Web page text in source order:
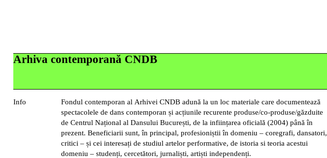
Arhiva contemporană CNDB
Info
Fondul contemporan al Arhivei CNDB adună la un loc materiale care documentează
spectacolele de dans contemporan și acțiunile recurente produse/co-produse/găzduite
de Centrul Național al Dansului București, de la inființarea oficială (2004) până în
prezent. Beneficiarii sunt, în principal, profesioniștii în domeniu – coregrafi, dansatori,
critici – și cei interesați de studiul artelor performative, de istoria si teoria acestui
domeniu – studenți, cercetători, jurnaliști, artiști independenți.